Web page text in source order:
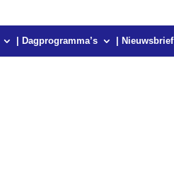
| Dagprogramma’s | Nieuwsbrief